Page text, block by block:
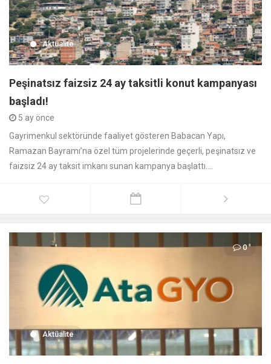
Aktüalite
Peşinatsız faizsiz 24 ay taksitli konut kampanyası
başladı!
5 ay önce
Gayrimenkul sektöründe faaliyet gösteren Babacan Yapı,
Ramazan Bayramı’na özel tüm projelerinde geçerli, peşinatsız ve
faizsiz 24 ay taksit imkanı sunan kampanya başlattı....
0
Aktüalite